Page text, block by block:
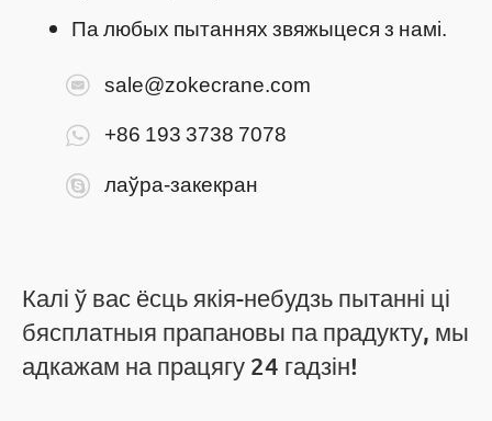
Па любых пытаннях звяжыцеся з намі.
sale@zokecrane.com
+86 193 3738 7078
лаўра-закекран
Калі ў вас ёсць якія-небудзь пытанні ці
бясплатныя прапановы па прадукту, мы
адкажам на працягу 24 гадзін!